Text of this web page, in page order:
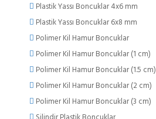
Plastik Yassı Boncuklar 4x6 mm
Plastik Yassı Boncuklar 6x8 mm
Polimer Kil Hamur Boncuklar
Polimer Kil Hamur Boncuklar (1 cm)
Polimer Kil Hamur Boncuklar (1.5 cm)
Polimer Kil Hamur Boncuklar (2 cm)
Polimer Kil Hamur Boncuklar (3 cm)